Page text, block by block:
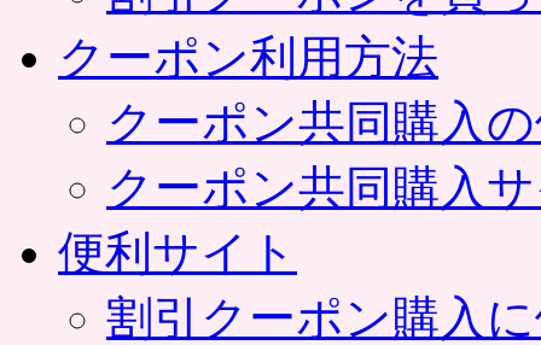
クーポン利用方法
クーポン共同購入
クーポン共同購入
便利サイト
割引クーポン購入